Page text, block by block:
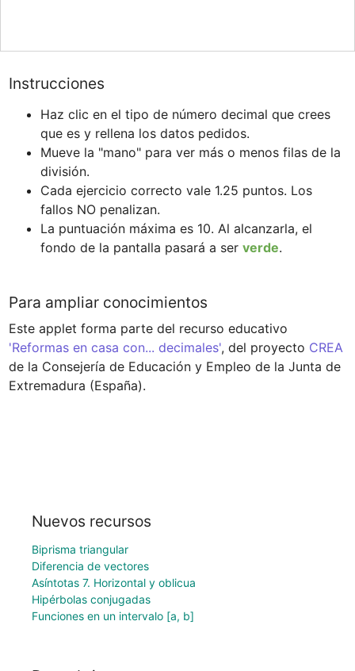
Instrucciones
Haz clic en el tipo de número decimal que crees
que es y rellena los datos pedidos.
Mueve la "mano" para ver más o menos filas de la
división.
Cada ejercicio correcto vale 1.25 puntos. Los
fallos NO penalizan.
La puntuación máxima es 10. Al alcanzarla, el
fondo de la pantalla pasará a ser verde.
Para ampliar conocimientos
'Reformas en casa con... decimales', del proyecto CREA
de la Consejería de Educación y Empleo de la Junta de
Extremadura (España).
Nuevos recursos
Biprisma triangular
Diferencia de vectores
Asíntotas 7. Horizontal y oblicua
Hipérbolas conjugadas
Funciones en un intervalo [a, b]